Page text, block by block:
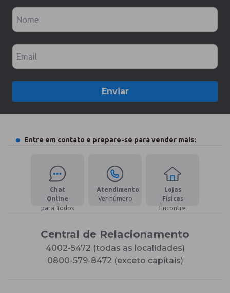
Nome
Email
Enviar
Entre em contato e prepare-se para vender mais:
Chat
Online
para Todos
Atendimento
Ver número
Lojas
Físicas
Encontre
Central de Relacionamento
4002-5472 (todas as localidades)
0800-579-8472 (exceto capitais)